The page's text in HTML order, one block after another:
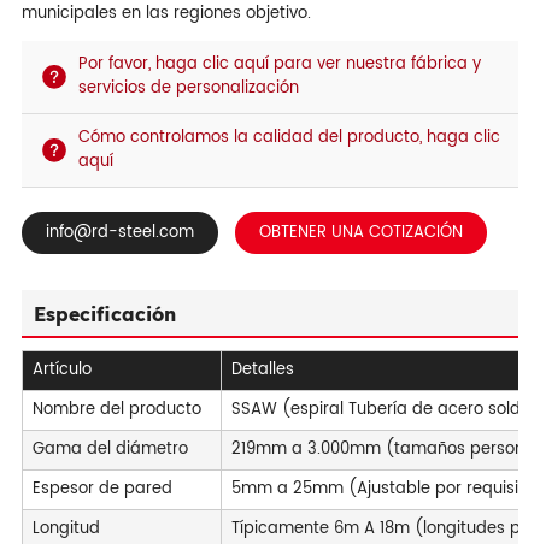
municipales en las regiones objetivo.
Por favor, haga clic aquí para ver nuestra fábrica y
servicios de personalización
Cómo controlamos la calidad del producto, haga clic
aquí
info@rd-steel.com OBTENER UNA COTIZACIÓN
Especificación
Artículo
Detalles
Nombre del producto
SSAW (espiral Tubería de acero
Gama del diámetro
219mm a 3.000mm (tamaños
Espesor de pared
5mm a 25mm (Ajustable por
Longitud
Típicamente 6m A 18m (longitudes